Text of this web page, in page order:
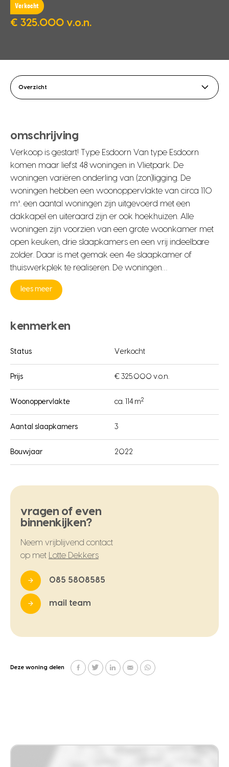
Verkocht
€ 325.000 v.o.n.
Overzicht
omschrijving
Verkoop is gestart! Type Esdoorn Van type Esdoorn
komen maar liefst 48 woningen in Vlietpark. De
woningen variëren onderling van (zon)ligging. De
woningen hebben een woonoppervlakte van circa 110
m². een aantal woningen zijn uitgevoerd met een
dakkapel en uiteraard zijn er ook hoekhuizen. Alle
woningen zijn voorzien van een grote woonkamer met
open keuken, drie slaapkamers en een vrij indeelbare
zolder. Daar is met gemak een 4e slaapkamer of
thuiswerkplek te realiseren. De woningen…
lees meer
kenmerken
Status Verkocht
Prijs € 325.000 v.o.n.
Woonoppervlakte ca. 114 m2
Aantal slaapkamers 3
Bouwjaar 2022
vragen of even
binnenkijken?
Neem vrijblijvend contact
op met
Lotte Dekkers
085 5808585
mail team
Deze woning delen